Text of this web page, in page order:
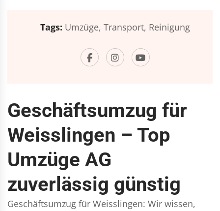
Tags: Umzüge, Transport, Reinigung
Geschäftsumzug für
Weisslingen – Top
Umzüge AG
zuverlässig günstig
Geschäftsumzug für Weisslingen: Wir wissen,